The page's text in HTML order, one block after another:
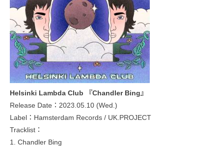
Helsinki Lambda Club 『Chandler Bing』
Release Date：2023.05.10 (Wed.)
Label：Hamsterdam Records / UK.PROJECT
Tracklist：
1. Chandler Bing